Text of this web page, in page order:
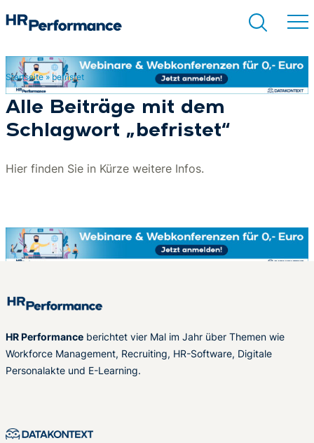
Suchen
Startseite» befristet
Alle Beiträge mit dem
Schlagwort „befristet“
Hier finden Sie in Kürze weitere Infos.
HR Performance berichtet vier Mal im Jahr über Themen wie
Workforce Management, Recruiting, HR-Software, Digitale
Personalakte und E-Learning.